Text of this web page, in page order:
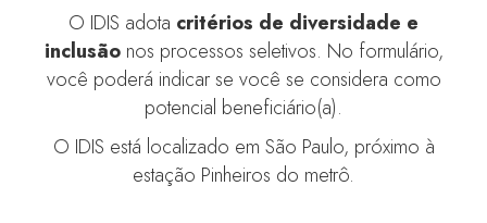
O IDIS adota critérios de diversidade e
inclusãonos processos seletivos. No formulário,
você poderá indicar se você se considera como
potencial beneficiário(a).
O IDIS está localizado em São Paulo, próximo à
estação Pinheiros do metrô.